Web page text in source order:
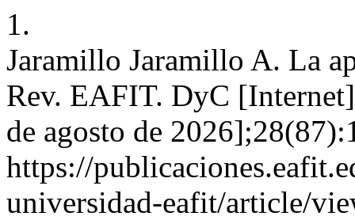
1.
Jaramillo Jaramillo A. La
Rev. EAFIT. DyC
de agosto de
https://
universidad-eafit/article/